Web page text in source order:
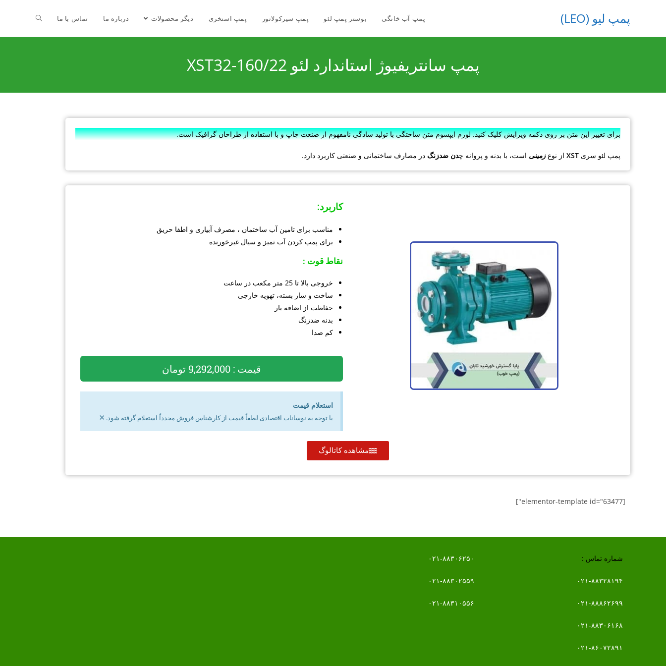
پمپ لیو (LEO) پمپ آب خانگی بوستر پمپ لئو پمپ سیرکولاتور پمپ استخری دیگر محصولات درباره ما تماس با ما
پمپ سانتریفیوژ استاندارد لئو XST32-160/22
برای تغییر این متن بر روی دکمه ویرایش کلیک کنید. لورم ایپسوم متن ساختگی با تولید سادگی نامفهوم از صنعت چاپ و با استفاده از طراحان گرافیک است.
پمپ لئو سری XST از نوعزمینی است، با بدنه و پروانه چدن ضدزنگ در مصارف ساختمانی و صنعتی کاربرد دارد.
کاربرد:
مناسب برای تامین آب ساختمان ، مصرف آبیاری و اطفا حریق
برای پمپ کردن آب تمیز و سیال غیرخورنده
نقاط قوت :
خروجی بالا تا 25 متر مکعب در ساعت
ساخت و ساز بسته، تهویه خارجی
حفاظت از اضافه بار
بدنه ضدزنگ
کم صدا
قیمت : 9,292,000 تومان
استعلام قیمت
با توجه به نوسانات اقتصادی لطفاً قیمت از کارشناس فروش مجدداً استعلام گرفته شود. ×
مشاهده کاتالوگ
[elementor-template id="63477"]
شماره تماس :
۰۲۱-۸۸۳۲۸۱۹۴
۰۲۱-۸۸۸۶۲۶۹۹
۰۲۱-۸۸۳۰۶۱۶۸
۰۲۱-۸۶۰۷۲۸۹۱
۰۲۱-۸۸۳۰۶۲۵۰
۰۲۱-۸۸۳۰۲۵۵۹
۰۲۱-۸۸۳۱۰۵۵۶